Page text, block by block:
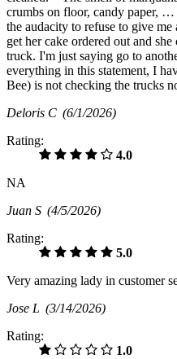
crumbs on floor, candy paper,
the audacity to refuse to give me
get her cake ordered out and
truck. I'm just saying go to
everything in this statement, I
Bee) is not checking the trucks
Deloris C (6/1/2026)
Rating:
4.0
NA
Juan S (4/5/2026)
Rating:
5.0
Very amazing lady in customer
Jose L (3/14/2026)
Rating:
1.0